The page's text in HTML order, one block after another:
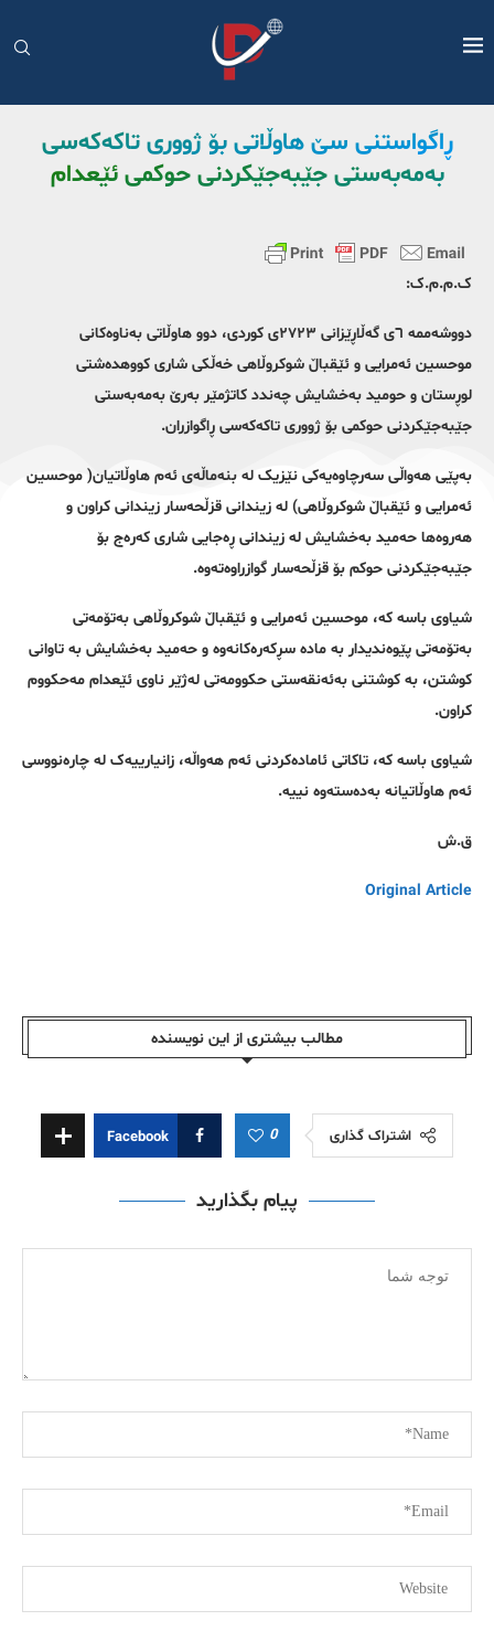
ڕاگواستنی سێ هاوڵاتی بۆ ژووری تاکەکەسی
بەمەبەستی جێبەجێکردنی حوکمی ئێعدام
ک.م.م.ک:
دووشەممە ٦ی گەڵاڕێزانی ٢٧٢٣ی کوردی، دوو هاوڵاتی بەناوەکانی
موحسین ئەمرایی و ئێقباڵ شوکروڵاهی خەڵکی شاری کووهدەشتی
لوڕستان و حومید بەخشایش چەندد کاتژمێر بەرێ بەمەبەستی
جێبەجێکردنی حوکمی بۆ ژووری تاکەکەسی ڕاگوازران.
بەپێی هەواڵی سەرچاوەیەکی نێزیک لە بنەماڵەی ئەم هاوڵاتیان( موحسین
ئەمرایی و ئێقباڵ شوکروڵاهی) لە زیندانی قزڵحەسار زیندانی کراون و
هەروەها حەمید بەخشایش لە زیندانی ڕەجایی شاری کەرەج بۆ
جێبەجێکردنی حوکم بۆ قزڵحەسار گوازراوەتەوە.
شیاوی باسە کە، موحسین ئەمرایی و ئێقباڵ شوکروڵاهی بەتۆمەتی
بەتۆمەتی پێوەندیدار بە مادە سڕکەرەکانەوە و حەمید بەخشایش بە تاوانی
کوشتن، بە کوشتنی بەئەنقەستی حکوومەتی لەژێر ناوی ئێعدام مەحکووم
کراون.
شیاوی باسە کە، تاکاتی ئامادەکردنی ئەم هەواڵە، زانیارییەک لە چارەنووسی
ئەم هاوڵاتیانە بەدەستەوە نییە.
ق.ش
Original Article
مطالب بیشتری از این نویسندە
اشتراک گذاری 0
Facebook
پیام بگذارید